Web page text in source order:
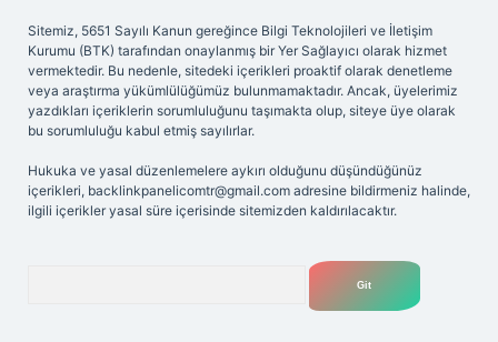
Sitemiz, 5651 Sayılı Kanun gereğince Bilgi Teknolojileri ve İletişim
Kurumu (BTK) tarafından onaylanmış bir Yer Sağlayıcı olarak hizmet
vermektedir. Bu nedenle, sitedeki içerikleri proaktif olarak denetleme
veya araştırma yükümlülüğümüz bulunmamaktadır. Ancak, üyelerimiz
yazdıkları içeriklerin sorumluluğunu taşımakta olup, siteye üye olarak
bu sorumluluğu kabul etmiş sayılırlar.
Hukuka ve yasal düzenlemelere aykırı olduğunu düşündüğünüz
içerikleri, backlinkpanelicomtr@gmail.com adresine bildirmeniz halinde,
ilgili içerikler yasal süre içerisinde sitemizden kaldırılacaktır.